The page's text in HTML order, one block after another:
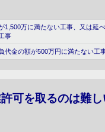
1,500万に満たない工事、又は延
事
代金の額が500万円に満たない工
可を取るのは難